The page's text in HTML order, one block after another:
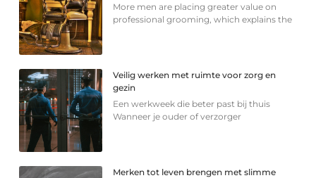
More men are placing greater value on
professional grooming, which explains the
Veilig werken met ruimte voor zorg en
gezin
Een werkweek die beter past bij thuis
Wanneer je ouder of verzorger
Merken tot leven brengen met slimme